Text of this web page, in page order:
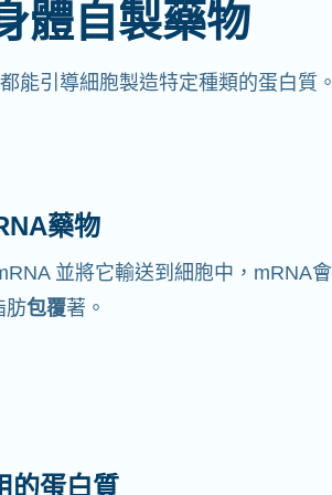
體自製藥物
能引導細胞製造特定種類的蛋白質。
藥物
並將它輸送到細胞中，mRNA會
肪包覆著。
的蛋白質